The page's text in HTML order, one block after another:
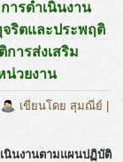
ารดำเนินงาน
ริตและประพฤติ
ารส่งเสริม
น่วยงาน
เขียนโดย สุมณีย์ |
นงานตามแผนปฏิบัติ